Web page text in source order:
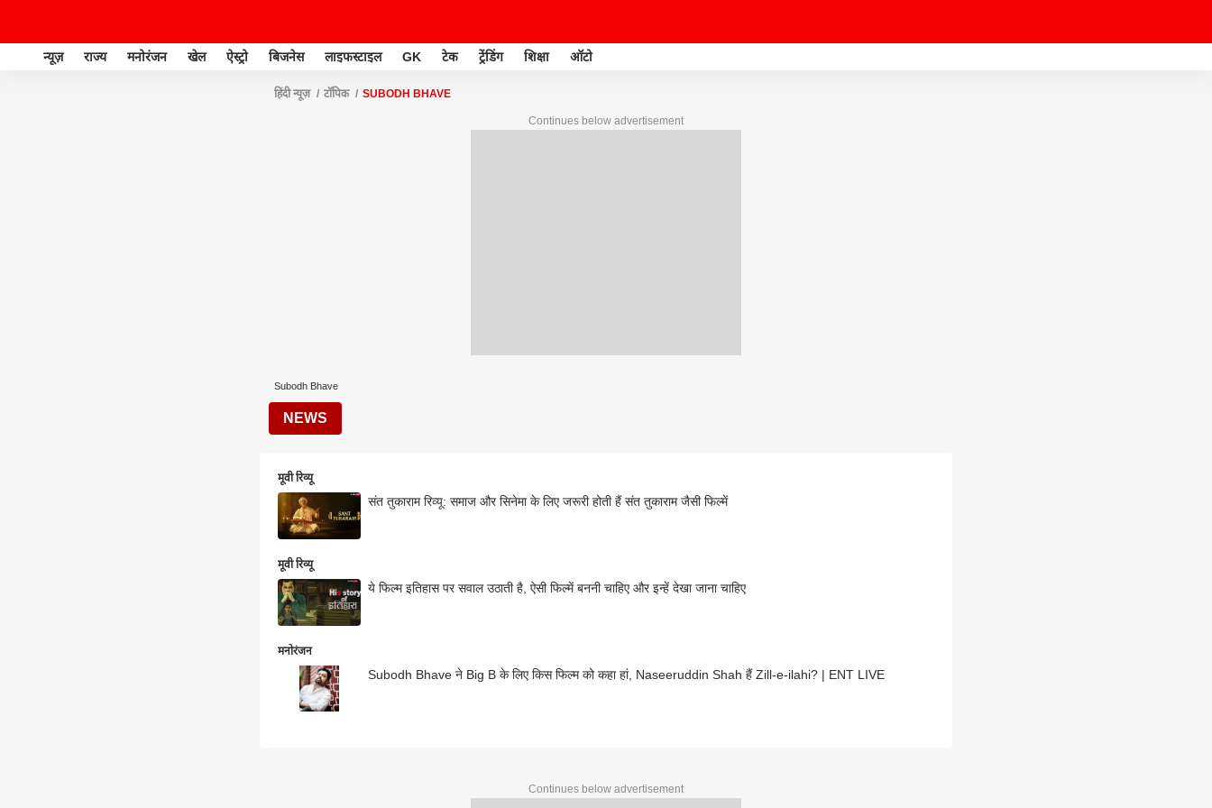
न्यूज़ राज्य मनोरंजन खेल ऐस्ट्रो बिजनेस लाइफस्टाइल GK टेक ट्रेंडिंग शिक्षा ऑटो
हिंदी न्यूज़ टॉपिक SUBODH BHAVE
Continues below advertisement
Subodh Bhave
NEWS
मूवी रिव्यू
संत तुकाराम रिव्यू: समाज और सिनेमा के लिए जरूरी होती हैं संत तुकाराम जैसी फिल्में
मूवी रिव्यू
ये फिल्म इतिहास पर सवाल उठाती है, ऐसी फिल्में बननी चाहिए और इन्हें देखा जाना चाहिए
मनोरंजन
Subodh Bhave ने Big B के लिए किस फिल्म को कहा हां, Naseeruddin Shah हैं Zill-e-ilahi? | ENT LIVE
Continues below advertisement